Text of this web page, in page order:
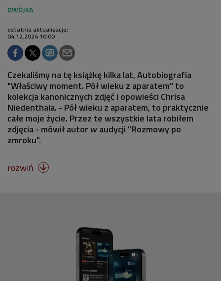
ostatnia aktualizacja:
04.12.2024 10:00
Czekaliśmy na tę książkę kilka lat, Autobiografia
"Właściwy moment. Pół wieku z aparatem" to
kolekcja kanonicznych zdjęć i opowieści Chrisa
Niedenthala. - Pół wieku z aparatem, to praktycznie
całe moje życie. Przez te wszystkie lata robiłem
zdjęcia - mówił autor w audycji "Rozmowy po
zmroku".
rozwiń 